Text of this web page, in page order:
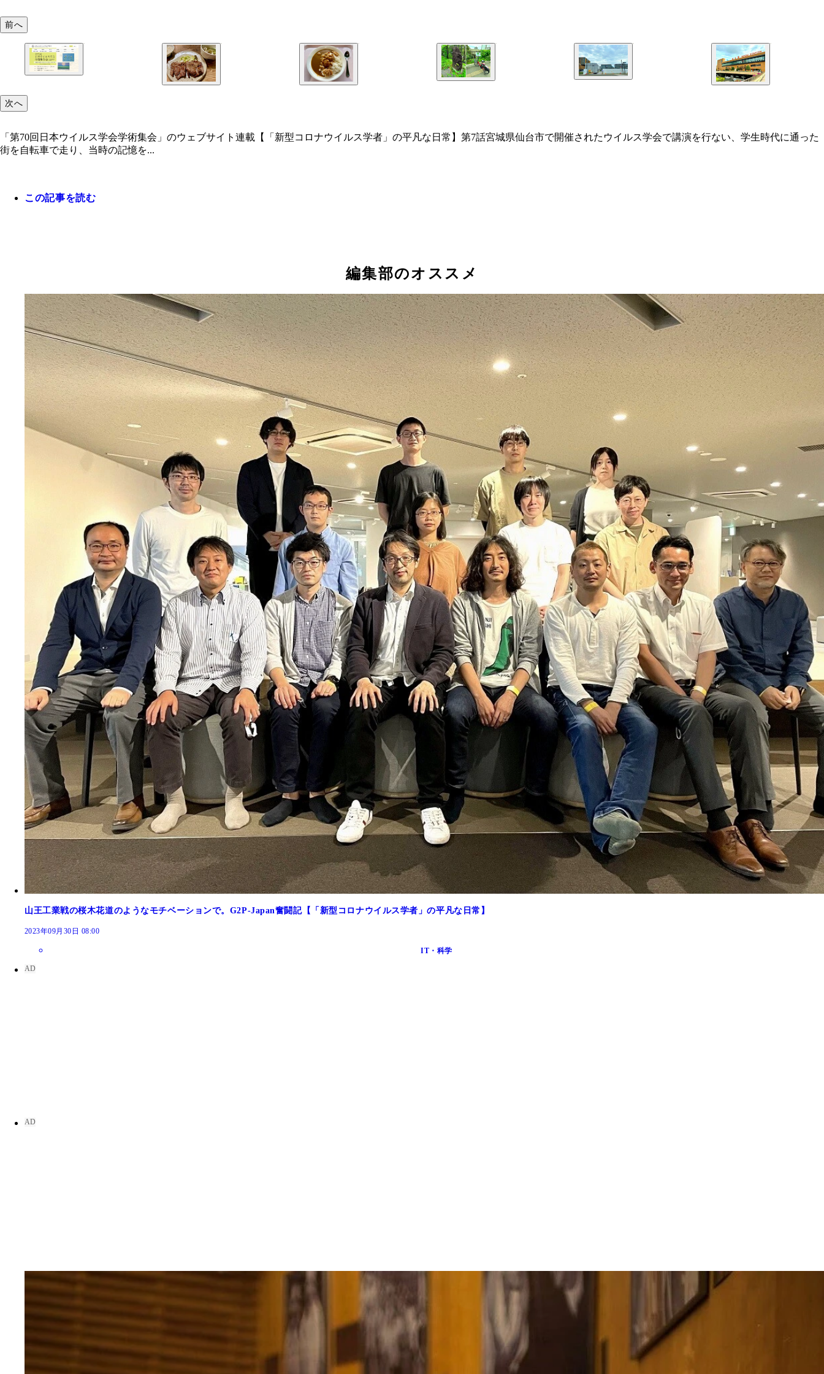
「第70回日本ウイルス学会学術集会」のウェブサイト
お気に入りのお店の牛タン定食。おいしい
学食のカレー。なぜか「唐揚げカレー」しかなかった
（左）疱瘡石。「疱瘡神」と彫られている。（右）チャリで来た（自転車の奥に見えるのが疱瘡石）
東北大学農学部跡地
前へ
次へ
「第70回日本ウイルス学会学術集会」のウェブサイト連載【「新型コロナウイルス学者」の平凡な日常】第7話宮城県仙台市で開催されたウイルス学会で講演を行ない、学生時代に通った
街を自転車で走り、当時の記憶を...
この記事を読む
編集部のオススメ
山王工業戦の桜木花道のようなモチベーションで。G2P-Japan奮闘記【「新型コロナウイルス学者」の平凡な日常】
2023年09月30日 08:00
IT・科学